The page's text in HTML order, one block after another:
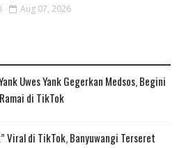
Aug 07, 2026
Uwes Yank Gegerkan Medsos, Begini
di TikTok
Viral di TikTok, Banyuwangi Terseret